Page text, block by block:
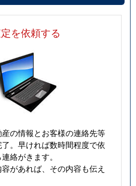
を依頼する
の情報とお客様の連絡先等
。早ければ数時間程度で依
絡がきます。
があれば、その内容も伝え